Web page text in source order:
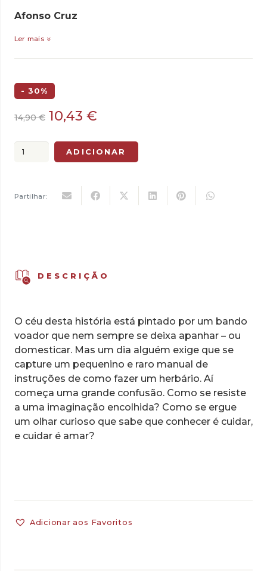
Afonso Cruz
Ler mais
- 30%
14,90€ O
original
era:
10,43 €
atual
é:
Quantidade
os
ADICIONAR
Partilhar:
DESCRIÇÃO
O céu desta história está pintado por um bando
voador que nem sempre se deixa apanhar – ou
domesticar. Mas um dia alguém exige que se
capture um pequenino e raro manual de
instruções de como fazer um herbário. Aí
começa uma grande confusão. Como se resiste
a uma imaginação encolhida? Como se ergue
um olhar curioso que sabe que conhecer é cuidar,
e cuidar é amar?
Adicionar aos Favoritos